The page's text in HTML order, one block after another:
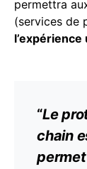
permettra
(services de
“Le
chain
permet